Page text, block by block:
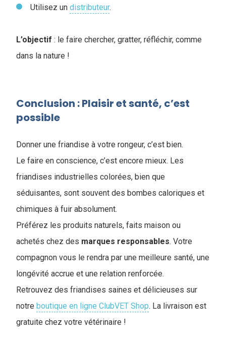
Utilisez un distributeur.
L’objectif : le faire chercher, gratter, réfléchir, comme
dans la nature !
Conclusion : Plaisir et santé, c’est
possible
Donner une friandise à votre rongeur, c’est bien.
Le faire en conscience, c’est encore mieux. Les
friandises industrielles colorées, bien que
séduisantes, sont souvent des bombes caloriques et
chimiques à fuir absolument.
Préférez les produits naturels, faits maison ou
achetés chez des marques responsables. Votre
compagnon vous le rendra par une meilleure santé, une
longévité accrue et une relation renforcée.
Retrouvez des friandises saines et délicieuses sur
notre boutique en ligne ClubVET Shop. La livraison est
gratuite chez votre vétérinaire !